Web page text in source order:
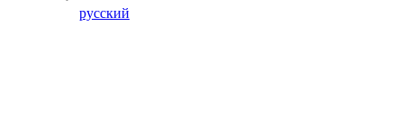
русский